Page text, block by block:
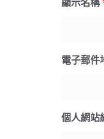
電子郵件
個人網站